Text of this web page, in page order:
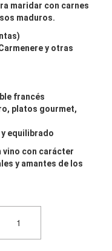
maridar con carnes
maduros.
y otras
francés
platos gourmet,
equilibrado
vino con carácter
y amantes de los